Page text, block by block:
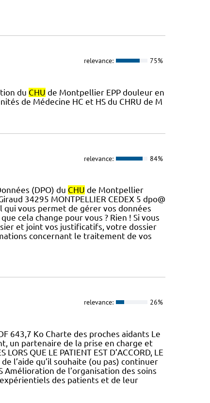
relevance: 75%
du CHU de Montpellier EPP douleur en
de Médecine HC et HS du CHRU de M
relevance: 84%
(DPO) du CHU de Montpellier
34295 MONTPELLIER CEDEX 5 dpo@
vous permet de gérer vos données
cela change pour vous ? Rien ! Si vous
et joint vos justificatifs, votre dossier
concernant le traitement de vos
relevance: 26%
643,7 Ko Charte des proches aidants Le
un partenaire de la prise en charge et
QUE LE PATIENT EST D’ACCORD, LE
l’aide qu’il souhaite (ou pas) continuer
Amélioration de l’organisation des soins
expérientiels des patients et de leur